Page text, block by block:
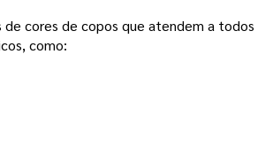
de cores de copos que atendem a todos
como: